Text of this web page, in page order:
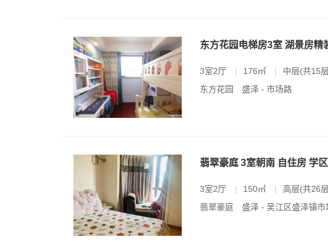
东方花园电梯房3室 湖景房精
3室2厅 | 176㎡ | 中层(共15
东方花园
盛泽 - 市场路
翡翠豪庭 3室朝南 自住房 学
3室2厅 | 150㎡ | 高层(共26
翡翠豪庭
盛泽 - 吴江区盛泽镇